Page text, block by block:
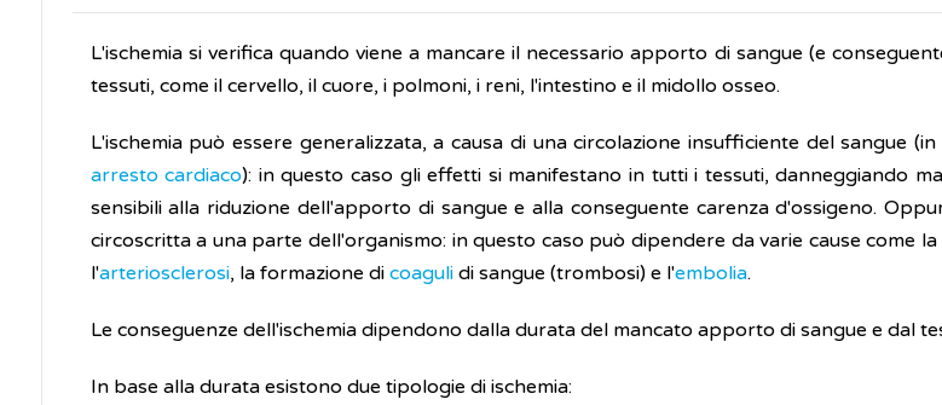
L'ischemia si verifica quando viene a mancare il necessario apporto di sangue (e
tessuti, come il cervello, il cuore, i polmoni, i reni, l'intestino e il midollo osseo.
L'ischemia può essere generalizzata, a causa di una circolazione insufficiente del sangue
arresto cardiaco): in questo caso gli effetti si manifestano in tutti i tessuti, danneggiando
sensibili alla riduzione dell'apporto di sangue e alla conseguente carenza d'ossigeno.
circoscritta a una parte dell'organismo: in questo caso può dipendere da varie cause come
l'arteriosclerosi, la formazione di coagulidi sangue (trombosi) e l'embolia.
Le conseguenze dell'ischemia dipendono dalla durata del mancato apporto di sangue e dal
​In base alla durata esistono due tipologie di ischemia: